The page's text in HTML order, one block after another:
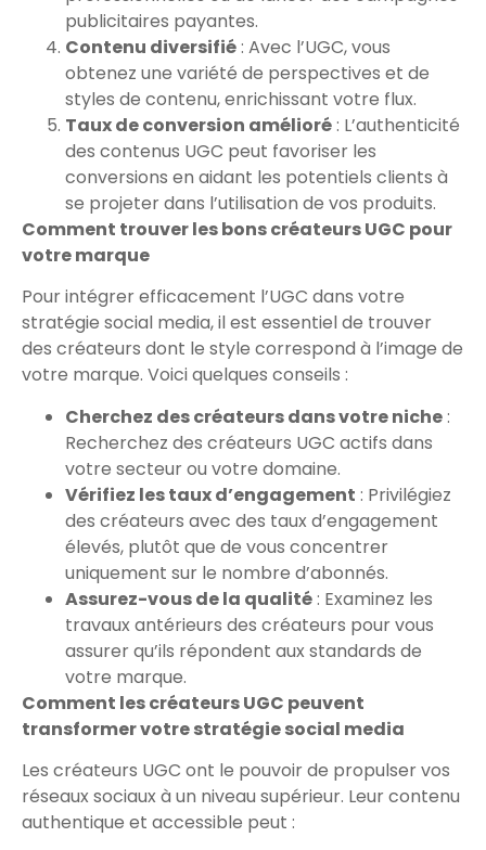
publicitaires payantes.
Contenu diversifié: Avec l’UGC, vous
obtenez une variété de perspectives et de
styles de contenu, enrichissant votre flux.
Taux de conversion amélioré: L’authenticité
des contenus UGC peut favoriser les
conversions en aidant les potentiels clients à
se projeter dans l’utilisation de vos produits.
Comment trouver les bons créateurs UGC pour
votre marque
Pour intégrer efficacement l’UGC dans votre
stratégie social media, il est essentiel de trouver
des créateurs dont le style correspond à l’image de
votre marque. Voici quelques conseils :
Cherchez des créateurs dans votre niche:
Recherchez des créateurs UGC actifs dans
votre secteur ou votre domaine.
Vérifiez les taux d’engagement : Privilégiez
des créateurs avec des taux d’engagement
élevés, plutôt que de vous concentrer
uniquement sur le nombre d’abonnés.
Assurez-vous de la qualité: Examinez les
travaux antérieurs des créateurs pour vous
assurer qu’ils répondent aux standards de
votre marque.
Comment les créateurs UGC peuvent
transformer votre stratégie social media
Les créateurs UGC ont le pouvoir de propulser vos
réseaux sociaux à un niveau supérieur. Leur contenu
authentique et accessible peut :